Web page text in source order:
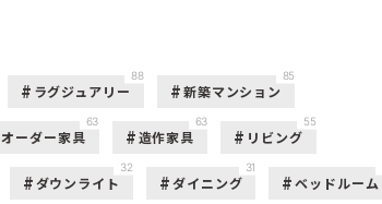
ラグジュアリー
88
新築マンション
85
オーダー家具
63
造作家具
63
リビング
55
ダウンライト
32
ダイニング
31
ベッドルーム